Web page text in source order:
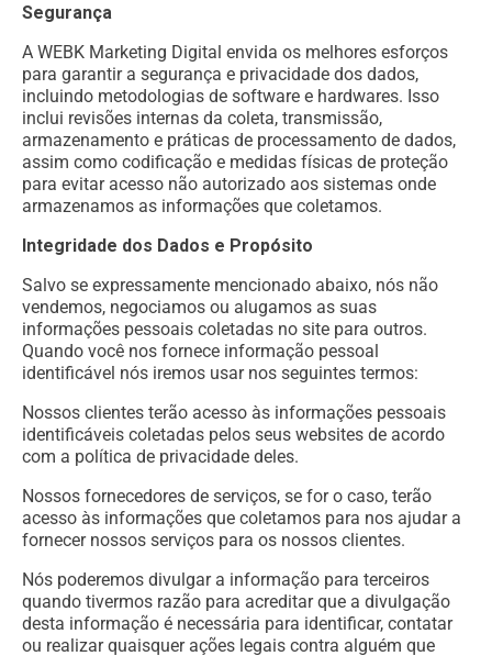
Segurança
A WEBK Marketing Digital envida os melhores esforços
para garantir a segurança e privacidade dos dados,
incluindo metodologias de software e hardwares. Isso
inclui revisões internas da coleta, transmissão,
armazenamento e práticas de processamento de dados,
assim como codificação e medidas físicas de proteção
para evitar acesso não autorizado aos sistemas onde
armazenamos as informações que coletamos.
Integridade dos Dados e Propósito
Salvo se expressamente mencionado abaixo, nós não
vendemos, negociamos ou alugamos as suas
informações pessoais coletadas no site para outros.
Quando você nos fornece informação pessoal
identificável nós iremos usar nos seguintes termos:
Nossos clientes terão acesso às informações pessoais
identificáveis coletadas pelos seus websites de acordo
com a política de privacidade deles.
Nossos fornecedores de serviços, se for o caso, terão
acesso às informações que coletamos para nos ajudar a
fornecer nossos serviços para os nossos clientes.
Nós poderemos divulgar a informação para terceiros
quando tivermos razão para acreditar que a divulgação
desta informação é necessária para identificar, contatar
ou realizar quaisquer ações legais contra alguém que